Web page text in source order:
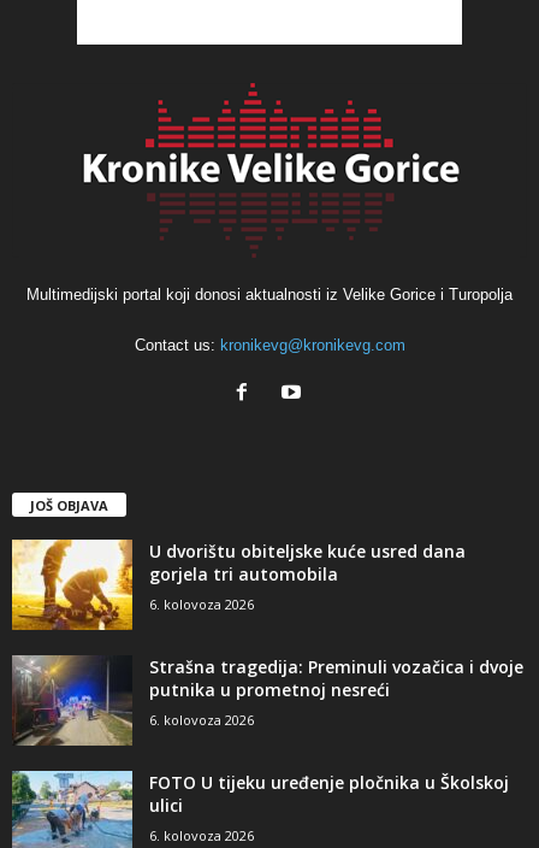
Multimedijski portal koji donosi aktualnosti iz Velike Gorice i Turopolja
Contact us: kronikevg@kronikevg.com
JOŠ OBJAVA
U dvorištu obiteljske kuće usred dana
gorjela tri automobila
6. kolovoza 2026
Strašna tragedija: Preminuli vozačica i dvoje
putnika u prometnoj nesreći
6. kolovoza 2026
FOTO U tijeku uređenje pločnika u Školskoj
ulici
6. kolovoza 2026